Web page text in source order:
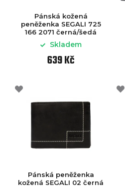
Pánská kožená
peněženka SEGALI 725
166 2071 černá/šedá
Skladem
639 Kč
Pánská peněženka
kožená SEGALI 02 černá